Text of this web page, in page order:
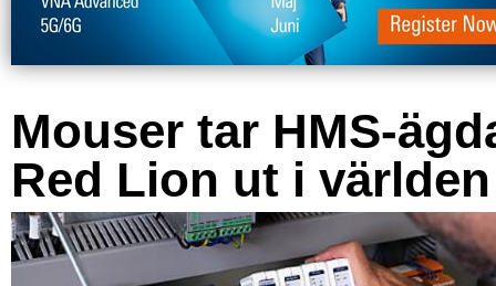
Mouser tar HMS-
Red Lion ut i världen